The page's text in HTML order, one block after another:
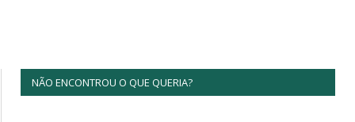
NÃO ENCONTROU O QUE QUERIA?